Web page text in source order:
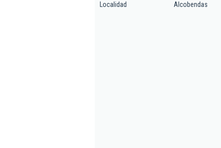
Localidad Alcobendas